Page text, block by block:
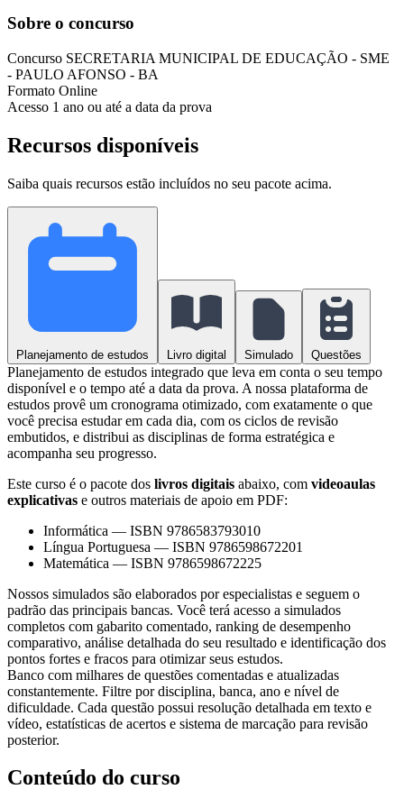
Sobre o concurso
Concurso SECRETARIA MUNICIPAL DE EDUCAÇÃO - SME
- PAULO AFONSO - BA
Formato Online
Acesso 1 ano ou até a data da prova
Recursos disponíveis
Saiba quais recursos estão incluídos no seu pacote acima.
Planejamento de estudos Livro digital Simulado Questões
Planejamento de estudos integrado que leva em conta o seu tempo
disponível e o tempo até a data da prova. A nossa plataforma de
estudos provê um cronograma otimizado, com exatamente o que
você precisa estudar em cada dia, com os ciclos de revisão
embutidos, e distribui as disciplinas de forma estratégica e
acompanha seu progresso.
Este curso é o pacote dos livros digitais abaixo, com videoaulas
explicativas e outros materiais de apoio em PDF:
Informática — ISBN 9786583793010
Língua Portuguesa — ISBN 9786598672201
Matemática — ISBN 9786598672225
Nossos simulados são elaborados por especialistas e seguem o
padrão das principais bancas. Você terá acesso a simulados
completos com gabarito comentado, ranking de desempenho
comparativo, análise detalhada do seu resultado e identificação dos
pontos fortes e fracos para otimizar seus estudos.
Banco com milhares de questões comentadas e atualizadas
constantemente. Filtre por disciplina, banca, ano e nível de
dificuldade. Cada questão possui resolução detalhada em texto e
vídeo, estatísticas de acertos e sistema de marcação para revisão
posterior.
Conteúdo do curso